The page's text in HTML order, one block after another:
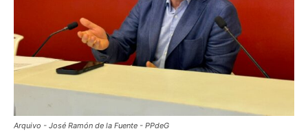
Arquivo - José Ramón de la Fuente - PPdeG